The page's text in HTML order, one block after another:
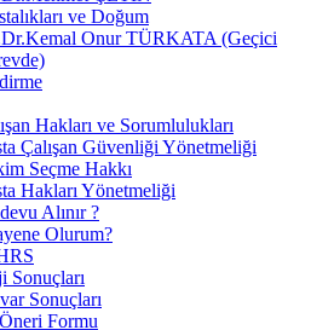
ve Doğum
Onur TÜRKATA (Geçici
Hakları ve Sorumlulukları
Çalışan Güvenliği Yönetmeliği
Seçme Hakkı
Hakları Yönetmeliği
Alınır ?
Olurum?
Sonuçları
Sonuçları
Formu